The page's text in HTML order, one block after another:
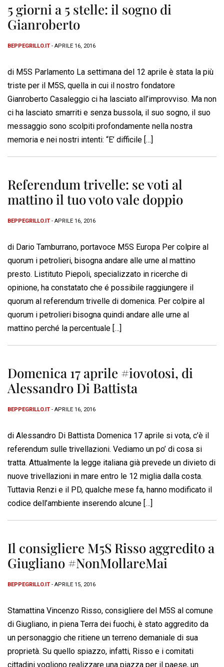
5 giorni a 5 stelle: il sogno di
Gianroberto
BEPPEGRILLO.IT - APRILE 16, 2016
di M5S Parlamento La settimana del 12 aprile è stata la più
triste per il M5S, quella in cui il nostro fondatore
Gianroberto Casaleggio ci ha lasciato all’improvviso. Ma non
ci ha lasciato smarriti e senza bussola, il suo sogno, il suo
messaggio sono scolpiti profondamente nella nostra
memoria e nei nostri intenti: “E’ difficile […]
Referendum trivelle: se voti al
mattino il tuo voto vale doppio
BEPPEGRILLO.IT - APRILE 16, 2016
di Dario Tamburrano, portavoce M5S Europa Per colpire al
quorum i petrolieri, bisogna andare alle urne al mattino
presto. Listituto Piepoli, specializzato in ricerche di
opinione, ha constatato che é possibile raggiungere il
quorum al referendum trivelle di domenica. Per colpire al
quorum i petrolieri bisogna quindi andare alle urne al
mattino perché la percentuale […]
Domenica 17 aprile #iovotosi, di
Alessandro Di Battista
BEPPEGRILLO.IT - APRILE 16, 2016
di Alessandro Di Battista Domenica 17 aprile si vota, c’è il
referendum sulle trivellazioni. Vediamo un po’ di cosa si
tratta. Attualmente la legge italiana già prevede un divieto di
nuove trivellazioni in mare entro le 12 miglia dalla costa.
Tuttavia Renzi e il PD, qualche mese fa, hanno modificato il
codice dell’ambiente inserendo alcune […]
Il consigliere M5S Risso aggredito a
Giugliano #NonMollareMai
BEPPEGRILLO.IT - APRILE 15, 2016
Stamattina Vincenzo Risso, consigliere del M5S al comune
di Giugliano, in piena Terra dei fuochi, è stato aggredito da
un personaggio che ritiene un terreno demaniale di sua
proprietà. Su quello spiazzo, infatti, Risso e i comitati
cittadini vogliono realizzare una piazza per il paese, un